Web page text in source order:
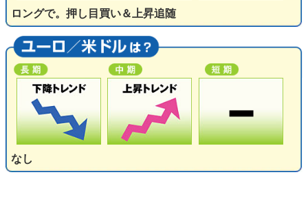
ロングで。押し目買い＆上昇追随
なし